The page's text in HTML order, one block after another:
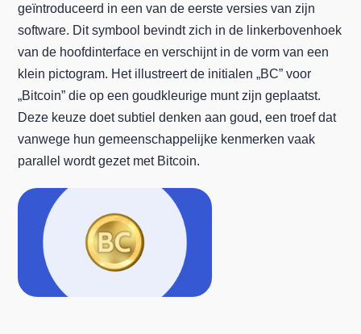
geïntroduceerd in een van de eerste versies van zijn
software. Dit symbool bevindt zich in de linkerbovenhoek
van de hoofdinterface en verschijnt in de vorm van een
klein pictogram. Het illustreert de initialen „BC” voor
„Bitcoin” die op een goudkleurige munt zijn geplaatst.
Deze keuze doet subtiel denken aan goud, een troef dat
vanwege hun gemeenschappelijke kenmerken vaak
parallel wordt gezet met Bitcoin.